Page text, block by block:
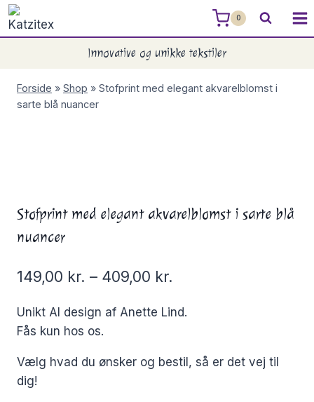
Skip
to
0
Innovative og unikke tekstiler
Forside » Shop » Stofprint med elegant akvarelblomst i
sarte blå nuancer
Stofprint med elegant akvarelblomst i sarte blå
nuancer
149,00 kr. – 409,00 kr.
Unikt AI design af Anette Lind.
Fås kun hos os.
Vælg hvad du ønsker og bestil, så er det vej til
dig!